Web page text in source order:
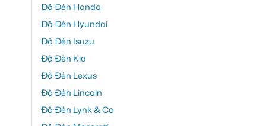
Độ Đèn Honda
Độ Đèn Hyundai
Độ Đèn Isuzu
Độ Đèn Kia
Độ Đèn Lexus
Độ Đèn Lincoln
Độ Đèn Lynk & Co